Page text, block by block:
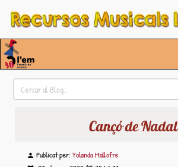
Cançó de Nadal
Publicat per: Yolanda Mallofre